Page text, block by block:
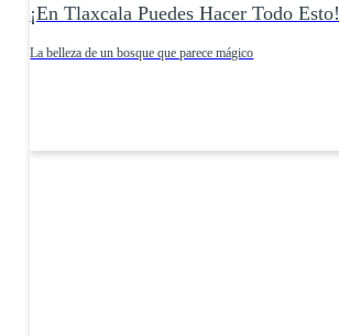
¡En Tlaxcala Puedes Hacer Todo Esto!
La belleza de un bosque que parece mágico